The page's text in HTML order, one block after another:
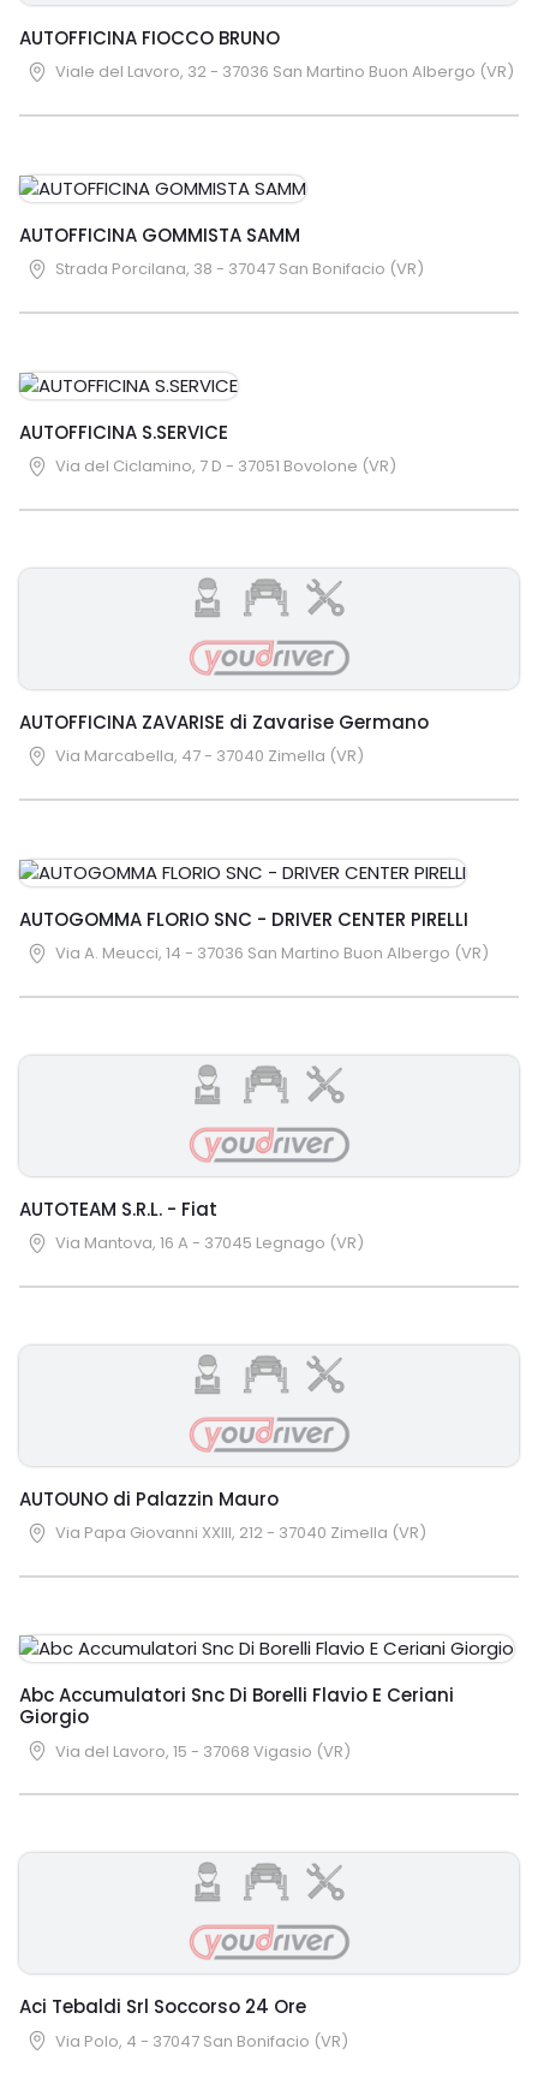
AUTOFFICINA FIOCCO BRUNO
Viale del Lavoro, 32 - 37036 San Martino Buon Albergo (VR)
AUTOFFICINA GOMMISTA SAMM
Strada Porcilana, 38 - 37047 San Bonifacio (VR)
AUTOFFICINA S.SERVICE
Via del Ciclamino, 7 D - 37051 Bovolone (VR)
AUTOFFICINA ZAVARISE di Zavarise Germano
Via Marcabella, 47 - 37040 Zimella (VR)
AUTOGOMMA FLORIO SNC - DRIVER CENTER PIRELLI
Via A. Meucci, 14 - 37036 San Martino Buon Albergo (VR)
AUTOTEAM S.R.L. - Fiat
Via Mantova, 16 A - 37045 Legnago (VR)
AUTOUNO di Palazzin Mauro
Via Papa Giovanni XXIII, 212 - 37040 Zimella (VR)
Abc Accumulatori Snc Di Borelli Flavio E Ceriani
Giorgio
Via del Lavoro, 15 - 37068 Vigasio (VR)
Aci Tebaldi Srl Soccorso 24 Ore
Via Polo, 4 - 37047 San Bonifacio (VR)